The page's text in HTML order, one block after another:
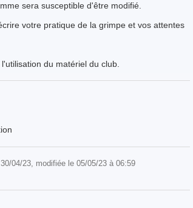
sera susceptible d'être modifié.
votre pratique de la grimpe et vos attentes
du matériel du club.
04/23, modifiée le 05/05/23 à 06:59